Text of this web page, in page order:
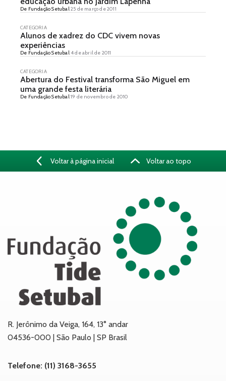
De Fundação Setubal25 de março de 2011
CATEGORIA
Alunos de xadrez do CDC vivem novas
experiências
De Fundação Setubal4 de abril de 2011
CATEGORIA
Abertura do Festival transforma São Miguel em
uma grande festa literária
De Fundação Setubal19 de novembro de 2010
Voltar à página inicial Voltar ao topo
R. Jerônimo da Veiga, 164, 13° andar
04536-000 | São Paulo | SP Brasil
Telefone: (11) 3168-3655